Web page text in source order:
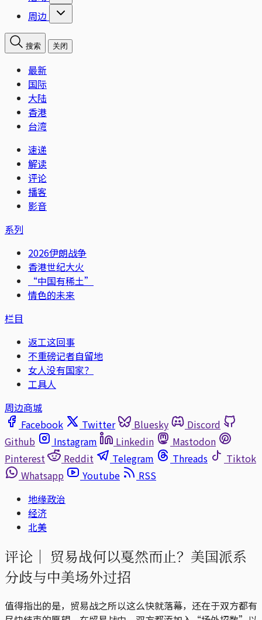
周边
搜索 关闭
最新
国际
大陆
香港
台湾
速递
解读
评论
播客
影音
系列
2026伊朗战争
香港世纪大火
“中国有稀土”
情色的未来
栏目
返工这回事
不重磅记者自留地
女人没有国家？
工具人
周边商城
Facebook
Twitter Bluesky
Discord
Github
Instagram Linkedin
Mastodon
Pinterest
Reddit Telegram Threads
Tiktok
Whatsapp
Youtube
RSS
地缘政治
经济
北美
评论｜ 贸易战何以戛然而止？美国派系
分歧与中美场外过招
值得指出的是，贸易战之所以这么快就落幕，还在于双方都有